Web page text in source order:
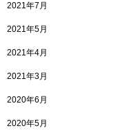
2021年7月
2021年5月
2021年4月
2021年3月
2020年6月
2020年5月